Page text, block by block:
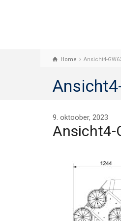
Home Ansicht4-
9. oktoober, 2023
Ansicht4-